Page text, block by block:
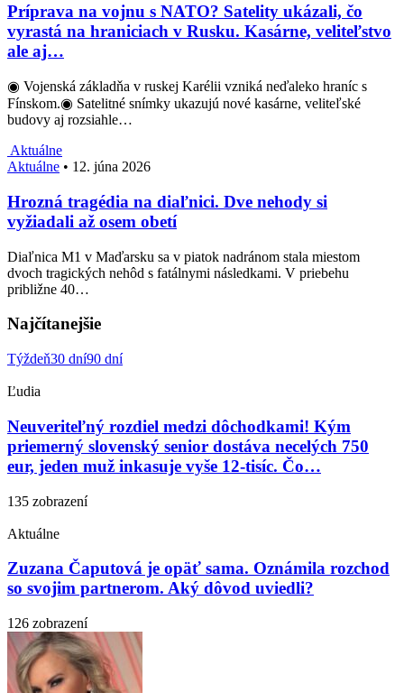
Príprava na vojnu s NATO? Satelity ukázali, čo
vyrastá na hraniciach v Rusku. Kasárne, veliteľstvo
ale aj…
◉ Vojenská základňa v ruskej Karélii vzniká neďaleko hraníc s
Fínskom.◉ Satelitné snímky ukazujú nové kasárne, veliteľské
budovy aj rozsiahle…
Aktuálne
Aktuálne • 12. júna 2026
Hrozná tragédia na diaľnici. Dve nehody si
vyžiadali až osem obetí
Diaľnica M1 v Maďarsku sa v piatok nadránom stala miestom
dvoch tragických nehôd s fatálnymi následkami. V priebehu
približne 40…
Najčítanejšie
Týždeň30 dní90 dní
Ľudia
Neuveriteľný rozdiel medzi dôchodkami! Kým
priemerný slovenský senior dostáva necelých 750
eur, jeden muž inkasuje vyše 12-tisíc. Čo…
135 zobrazení
Aktuálne
Zuzana Čaputová je opäť sama. Oznámila rozchod
so svojim partnerom. Aký dôvod uviedli?
126 zobrazení